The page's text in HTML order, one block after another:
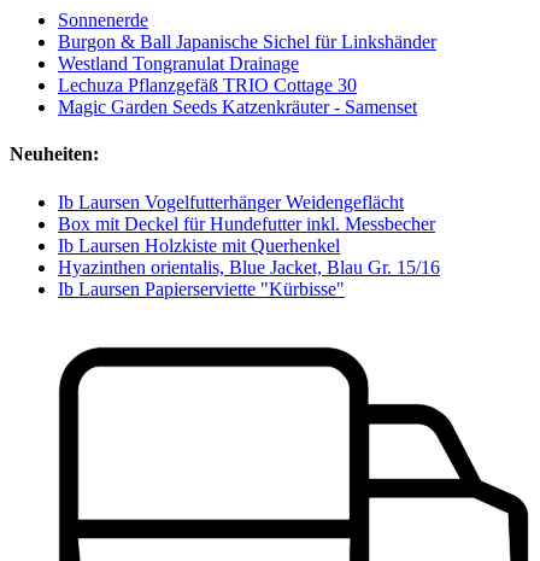
Sonnenerde
Burgon & Ball Japanische Sichel für Linkshänder
Westland Tongranulat Drainage
Lechuza Pflanzgefäß TRIO Cottage 30
Magic Garden Seeds Katzenkräuter - Samenset
Neuheiten:
Ib Laursen Vogelfutterhänger Weidengeflächt
Box mit Deckel für Hundefutter inkl. Messbecher
Ib Laursen Holzkiste mit Querhenkel
Hyazinthen orientalis, Blue Jacket, Blau Gr. 15/16
Ib Laursen Papierserviette "Kürbisse"